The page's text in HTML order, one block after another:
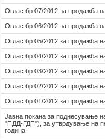
Оглас бр.07/2012 за продажба
Оглас бр.06/2012 за продажба
Оглас бр.05/2012 за продажба
Оглас бр.04/2012 за продажба
Оглас бр.03/2012 за продажба
Оглас бр.02/2012 за продажба
Оглас бр.01/2012 за продажба
Јавна покана за поднесување
"ПДД-ГДП"), за утврдување на
година